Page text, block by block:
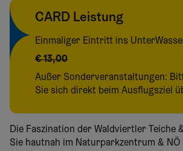
CARD Leistung
Einmaliger Eintritt ins
€ 13,00
Außer Sonderveranstaltungen:
Sie sich direkt beim Ausflugsziel
Die Faszination der Waldviertler Teiche
Sie hautnah im Naturparkzentrum & NÖ